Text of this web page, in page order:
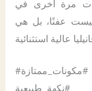
مرة أخرى في
ليست عفنًا، بل هي
#فانيليا #فانيليا_فاخرة #بلورات_الفانيلين #مكونات_ممتازة
#نكهة_طبيعية